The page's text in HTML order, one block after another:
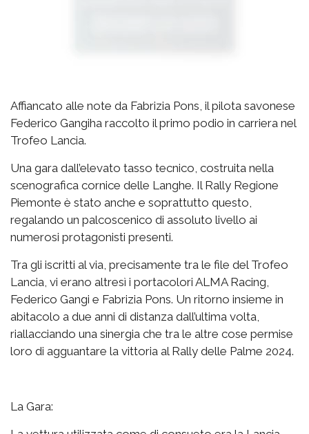
Affiancato alle note da Fabrizia Pons, il pilota savonese
Federico Gangiha raccolto il primo podio in carriera nel
Trofeo Lancia.
Una gara dall’elevato tasso tecnico, costruita nella
scenografica cornice delle Langhe. Il Rally Regione
Piemonte è stato anche e soprattutto questo,
regalando un palcoscenico di assoluto livello ai
numerosi protagonisti presenti.
Tra gli iscritti al via, precisamente tra le file del Trofeo
Lancia, vi erano altresì i portacolori ALMA Racing,
Federico Gangi e Fabrizia Pons. Un ritorno insieme in
abitacolo a due anni di distanza dall’ultima volta,
riallacciando una sinergia che tra le altre cose permise
loro di agguantare la vittoria al Rally delle Palme 2024.
La Gara: